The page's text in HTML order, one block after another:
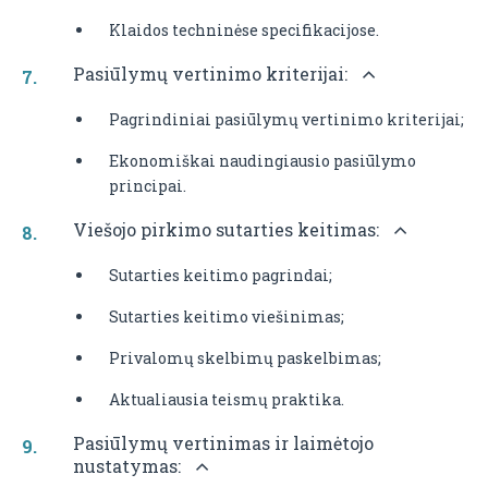
Klaidos techninėse specifikacijose.
Pasiūlymų vertinimo kriterijai:
Pagrindiniai pasiūlymų vertinimo kriterijai;
Ekonomiškai naudingiausio pasiūlymo
principai.
Viešojo pirkimo sutarties keitimas:
Sutarties keitimo pagrindai;
Sutarties keitimo viešinimas;
Privalomų skelbimų paskelbimas;
Aktualiausia teismų praktika.
Pasiūlymų vertinimas ir laimėtojo
nustatymas: